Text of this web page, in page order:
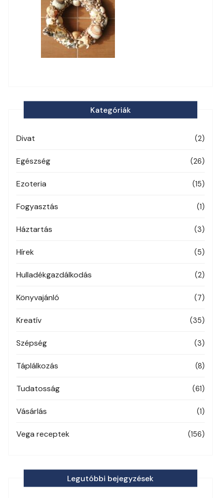
Kategóriák
Divat (2)
Egészség (26)
Ezoteria (15)
Fogyasztás (1)
Háztartás (3)
Hírek (5)
Hulladékgazdálkodás (2)
Könyvajánló (7)
Kreatív (35)
Szépség (3)
Táplálkozás (8)
Tudatosság (61)
Vásárlás (1)
Vega receptek (156)
Legutóbbi bejegyzések